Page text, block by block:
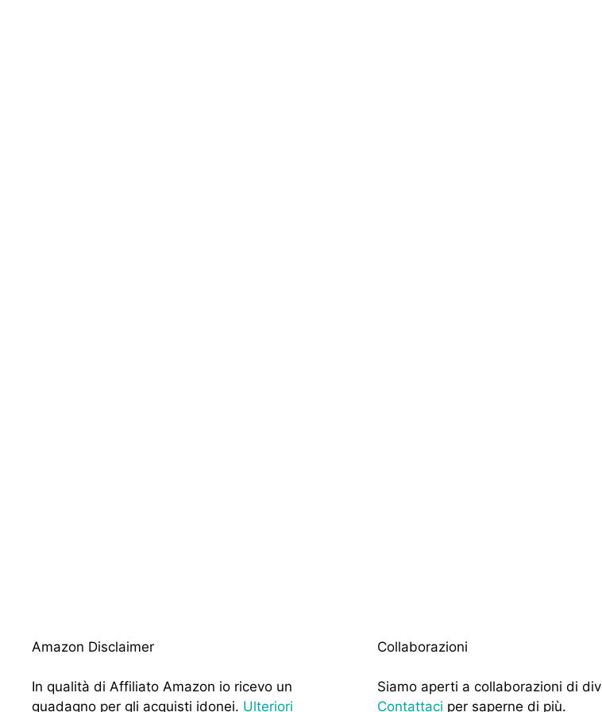
Amazon Disclaimer
In qualità di Affiliato Amazon io ricevo un
guadagno per gli acquisti idonei. Ulteriori
Collaborazioni
Siamo aperti a collaborazioni di
Contattaci per saperne di più.